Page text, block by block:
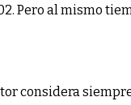
Pero al mismo
considera